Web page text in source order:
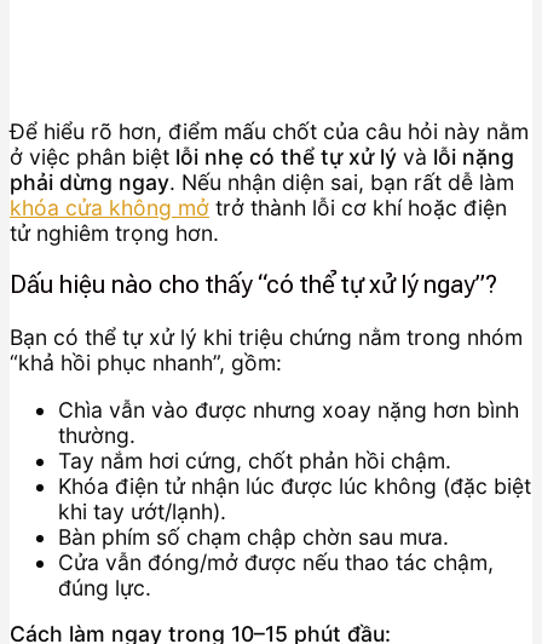
Để hiểu rõ hơn, điểm mấu chốt của câu hỏi này nằm
ở việc phân biệt lỗi nhẹ có thể tự xử lý và lỗi nặng
phải dừng ngay. Nếu nhận diện sai, bạn rất dễ làm
khóa cửa không mở trở thành lỗi cơ khí hoặc điện
tử nghiêm trọng hơn.
Dấu hiệu nào cho thấy “có thể tự xử lý ngay”?
Bạn có thể tự xử lý khi triệu chứng nằm trong nhóm
“khả hồi phục nhanh”, gồm:
Chìa vẫn vào được nhưng xoay nặng hơn bình
thường.
Tay nắm hơi cứng, chốt phản hồi chậm.
Khóa điện tử nhận lúc được lúc không (đặc biệt
khi tay ướt/lạnh).
Bàn phím số chạm chập chờn sau mưa.
Cửa vẫn đóng/mở được nếu thao tác chậm,
đúng lực.
Cách làm ngay trong 10–15 phút đầu: